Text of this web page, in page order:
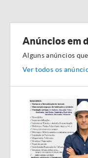
Anúncios em
Alguns anúncios
Ver todos os